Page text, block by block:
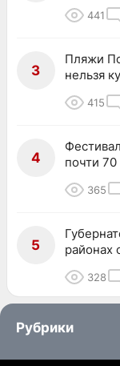
441
3
Пляжи
нельзя
415
4
почти 70
365
5
районах
328
Рубрики